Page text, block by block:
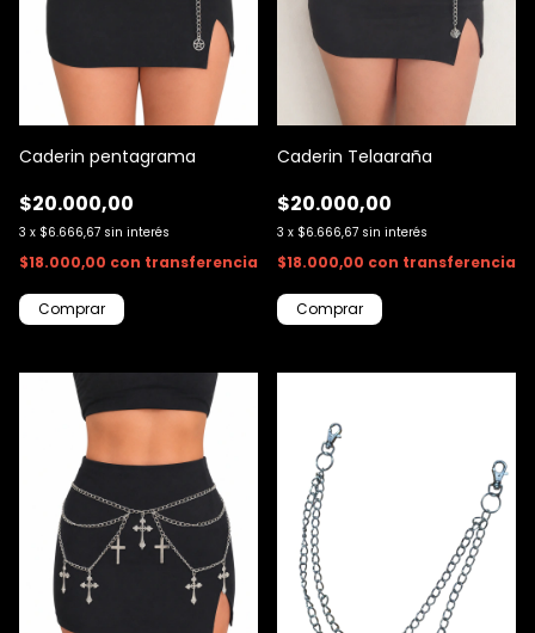
Caderin pentagrama
$20.000,00
3 x $6.666,67 sin interés
$18.000,00 con transferencia
Comprar
Caderin Telaaraña
$20.000,00
3 x $6.666,67 sin interés
$18.000,00 con transferencia
Comprar